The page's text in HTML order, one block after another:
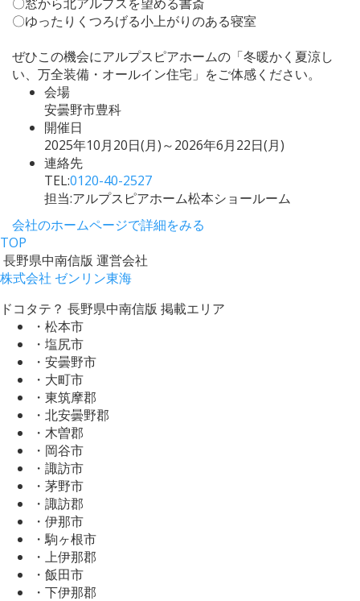
〇ゆったりくつろげる小上がりのある寝室
ぜひこの機会にアルプスピアホームの「冬暖かく夏涼し
い、万全装備・オールイン住宅」をご体感ください。
会場
安曇野市豊科
開催日
2025年10月20日(月)～2026年6月22日(月)
連絡先
TEL:0120-40-2527
担当:アルプスピアホーム松本ショールーム
会社のホームページで詳細をみる
TOP
長野県中南信版 運営会社
株式会社 ゼンリン東海
ドコタテ？ 長野県中南信版 掲載エリア
・松本市
・塩尻市
・安曇野市
・大町市
・東筑摩郡
・北安曇野郡
・木曽郡
・岡谷市
・諏訪市
・茅野市
・諏訪郡
・伊那市
・駒ヶ根市
・上伊那郡
・飯田市
・下伊那郡